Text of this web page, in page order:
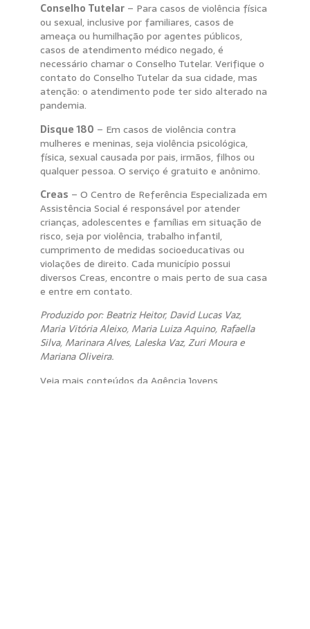
Conselho Tutelar – Para casos de violência física
ou sexual, inclusive por familiares, casos de
ameaça ou humilhação por agentes públicos,
casos de atendimento médico negado, é
necessário chamar o Conselho Tutelar. Verifique o
contato do Conselho Tutelar da sua cidade, mas
atenção: o atendimento pode ter sido alterado na
pandemia.
Disque 180 – Em casos de violência contra
mulheres e meninas, seja violência psicológica,
física, sexual causada por pais, irmãos, filhos ou
qualquer pessoa. O serviço é gratuito e anônimo.
Creas – O Centro de Referência Especializada em
Assistência Social é responsável por atender
crianças, adolescentes e famílias em situação de
risco, seja por violência, trabalho infantil,
cumprimento de medidas socioeducativas ou
violações de direito. Cada município possui
diversos Creas, encontre o mais perto de sua casa
e entre em contato.
Produzido por: Beatriz Heitor, David Lucas Vaz,
Maria Vitória Aleixo, Maria Luiza Aquino, Rafaella
Silva, Marinara Alves, Laleska Vaz, Zuri Moura e
Mariana Oliveira.
Veja mais conteúdos da Agência Jovens